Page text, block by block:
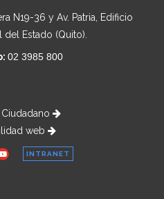
N19-36 y Av. Patria, Edificio
del Estado (Quito).
02 3985 800
web
INTRANET